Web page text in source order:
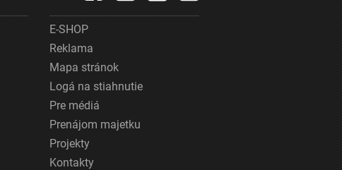
E-SHOP
Reklama
Mapa stránok
Logá na stiahnutie
Pre médiá
Prenájom majetku
Projekty
Kontakty